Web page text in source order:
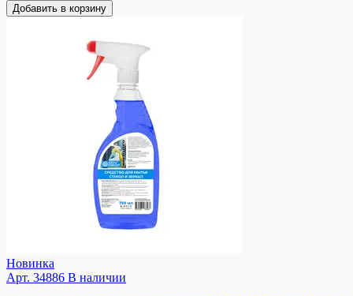
Добавить в корзину
Новинка
Арт. 34886 В наличии